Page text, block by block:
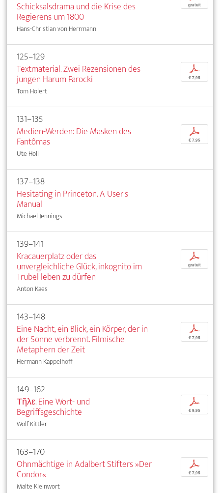
Schicksalsdrama und die Krise des
Regierens um 1800
Hans-Christian von Herrmann
gratuit
125–129
Textmaterial. Zwei Rezensionen des
jungen Harum Farocki
Tom Holert
p
€ 7,95
131–135
Medien-Werden: Die Masken des
Fantômas
Ute Holl
p
€ 7,95
137–138
Hesitating in Princeton. A User's
Manual
Michael Jennings
139–141
Kracauerplatz oder das
unvergleichliche Glück, inkognito im
Trubel leben zu dürfen
Anton Kaes
p
gratuit
143–148
Eine Nacht, ein Blick, ein Körper, der in
der Sonne verbrennt. Filmische
Metaphern der Zeit
Hermann Kappelhoff
p
€ 7,95
149–162
Τῆλε. Eine Wort- und
Begriffsgeschichte
Wolf Kittler
p
€ 9,95
163–170
Ohnmächtige in Adalbert Stifters »Der
Condor«
Malte Kleinwort
p
€ 7,95